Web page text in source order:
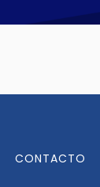
CONTACTO